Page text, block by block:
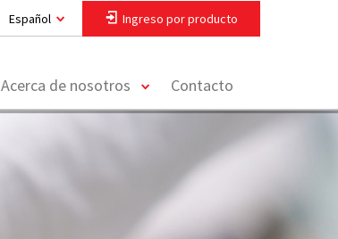
Español Ingreso por producto
Acerca de nosotros
toggleContacto